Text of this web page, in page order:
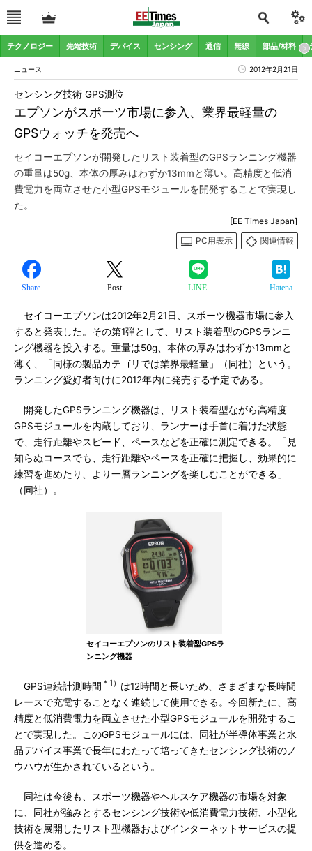
テクノロジー 先端技術 デバイス センシング 通信 無線 部品/材料
ニュース 2012年2月21日
エプソンがスポーツ市場に参入、業界最軽量の
GPSウォッチを発売へ
センシング技術 GPS測位
セイコーエプソンが開発したリスト装着型のGPSランニング機器
の重量は50g、本体の厚みはわずか13mmと薄い。高精度と低消
費電力を両立させた小型GPSモジュールを開発することで実現し
た。
[EE Times Japan]
PC用表示
関連情報
Share Post LINE Hatena
セイコーエプソンは2012年2月21日、スポーツ機器市場に参入
すると発表した。その第1弾として、リスト装着型のGPSランニ
ング機器を投入する。重量は50g、本体の厚みはわずか13mmと
薄く、「同様の製品カテゴリでは業界最軽量」（同社）という。
ランニング愛好者向けに2012年内に発売する予定である。
開発したGPSランニング機器は、リスト装着型ながら高精度
GPSモジュールを内蔵しており、ランナーは手首に着けた状態
で、走行距離やスピード、ペースなどを正確に測定できる。「見
知らぬコースでも、走行距離やペースを正確に把握し、効果的に
練習を進めたり、より一層ランニングを楽しむことができる」
（同社）。
セイコーエプソンのリスト装着型GPSラ
ンニング機器
GPS連続計測時間 ＊1） は12時間と長いため、さまざまな長時間
レースで充電することなく連続して使用できる。今回新たに、高
精度と低消費電力を両立させた小型GPSモジュールを開発するこ
とで実現した。このGPSモジュールには、同社が半導体事業と水
晶デバイス事業で長年にわたって培ってきたセンシング技術のノ
ウハウが生かされているという。
同社は今後も、スポーツ機器やヘルスケア機器の市場を対象
に、同社が強みとするセンシング技術や低消費電力技術、小型化
技術を展開したリスト型機器およびインターネットサービスの提
供を進める。